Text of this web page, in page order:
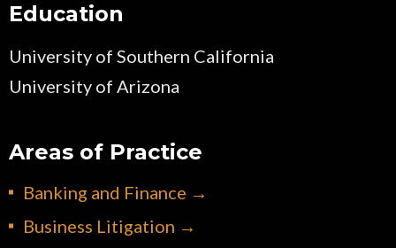
Education
University of Southern California
University of Arizona
Areas of Practice
Banking and Finance →
Business Litigation →